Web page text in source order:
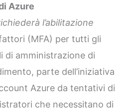
Azure
l’abilitazione
(MFA) per tutti gli
di amministrazione di
parte dell’iniziativa
Azure da tentativi di
che necessitano di